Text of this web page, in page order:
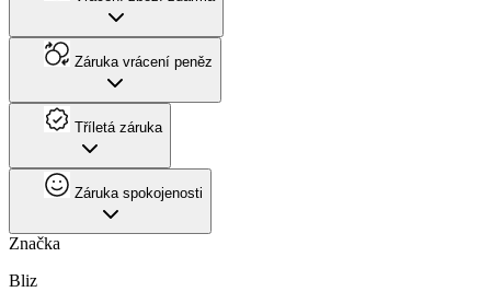
Záruka vrácení peněz
Tříletá záruka
Záruka spokojenosti
Značka
Bliz